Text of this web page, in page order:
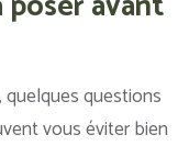
questions
vous éviter bien